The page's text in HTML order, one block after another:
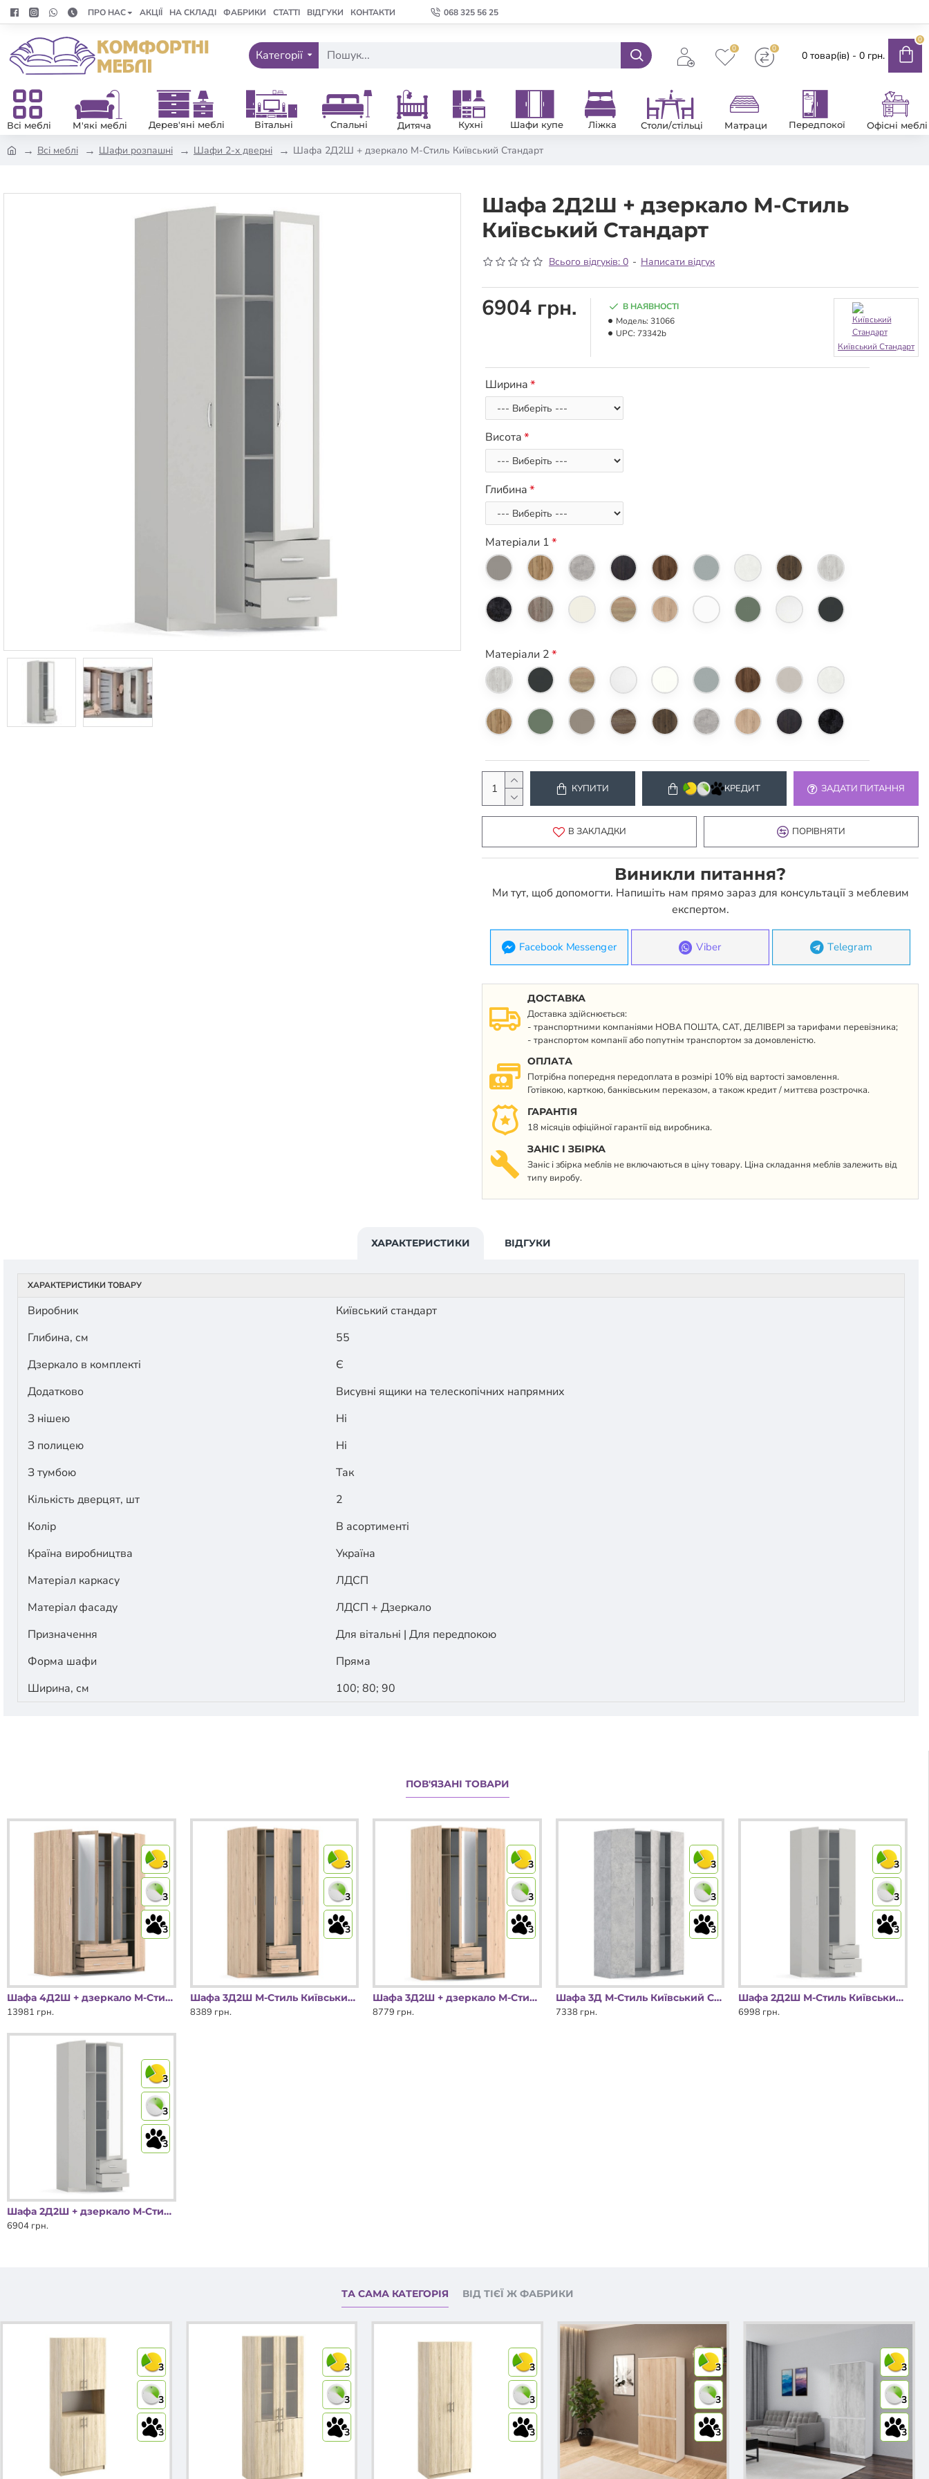
ПРО НАС АКЦІЇ НА СКЛАДІ ФАБРИКИ СТАТТІ ВІДГУКИ КОНТАКТИ 068 325 56 25
Категорії 0 0
0 товар(ів) - 0 грн.
0
Всі меблі М'які меблі Дерев'яні меблі Вітальні Спальні Дитяча Кухні Шафи купе Ліжка Столи/стільці Матраци Передпокої Офісні меблі
Всі меблі Шафи розпашні Шафи 2-х дверні Шафа 2Д2Ш + дзеркало М-Стиль Київський Стандарт
Шафа 2Д2Ш + дзеркало М-Стиль
Київський Стандарт
Всього відгуків: 0 - Написати відгук
6904 грн.
В НАЯВНОСТІ
Модель: 31066
UPC: 73342b
Київський Стандарт
Ширина
Висота
Глибина
Матеріали 1
Матеріали 2
КУПИТИ КРЕДИТ ЗАДАТИ ПИТАННЯ
В ЗАКЛАДКИ ПОРІВНЯТИ
ДОСТАВКА
Доставка здійснюється:
- транспортними компаніями НОВА ПОШТА, САТ, ДЕЛІВЕРІ за тарифами перевізника;
- транспортом компанії або попутнім транспортом за домовленістю.
ОПЛАТА
Потрібна попередня передоплата в розмірі 10% від вартості замовлення.
Готівкою, карткою, банківським переказом, а також кредит / миттєва розстрочка.
ГАРАНТІЯ
18 місяців офіційної гарантії від виробника.
ЗАНІС І ЗБІРКА
Заніс і збірка меблів не включаються в ціну товару. Ціна складання меблів залежить від
типу виробу.
Виникли питання?
Ми тут, щоб допомогти. Напишіть нам прямо зараз для консультації з меблевим
експертом.
Facebook Messenger Viber Telegram
ХАРАКТЕРИСТИКИ ВІДГУКИ
ХАРАКТЕРИСТИКИ ТОВАРУ
Виробник
Київський стандарт
Глибина, см
55
Дзеркало в комплекті
Є
Додатково
Висувні ящики на телескопічних напрямних
З нішею
Ні
З полицею
Ні
З тумбою
Так
Кількість дверцят, шт
2
Колір
В асортименті
Країна виробництва
Україна
Матеріал каркасу
ЛДСП
Матеріал фасаду
ЛДСП + Дзеркало
Призначення
Для вітальні | Для передпокою
Форма шафи
Пряма
Ширина, см
100; 80; 90
ПОВ'ЯЗАНІ ТОВАРИ
3
3
3
Шафа 4Д2Ш + дзеркало М-Стиль Київський Стандарт
13981 грн.
3
3
3
Шафа 3Д2Ш М-Стиль Київський Стандарт
8389 грн.
3
3
3
Шафа 3Д2Ш + дзеркало М-Стиль Київський Стандарт
8779 грн.
3
3
3
Шафа 3Д М-Стиль Київський Стандарт
7338 грн.
3
3
3
Шафа 2Д2Ш М-Стиль Київський Стандарт
6998 грн.
3
3
3
Шафа 2Д2Ш + дзеркало М-Стиль Київський Стандарт
6904 грн.
ТА САМА КАТЕГОРІЯ ВІД ТІЄЇ Ж ФАБРИКИ
3
3
3
3
3
3
3
3
3
3
3
3
3
3
3